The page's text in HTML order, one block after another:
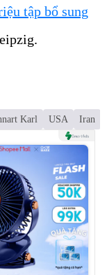
tập bổ sung
Karl USA Iran